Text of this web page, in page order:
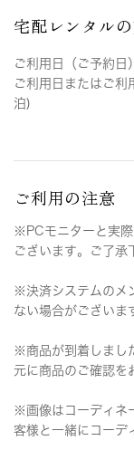
宅配レンタル
ご利用日（ご予約日
ご利用日またはご利
泊)
ご利用の注意
※PCモニターと実
ございます。ご了承
※決済システムのメ
ない場合がございま
※商品が到着しまし
元に商品のご確認を
※画像はコーディネ
客様と一緒にコーデ